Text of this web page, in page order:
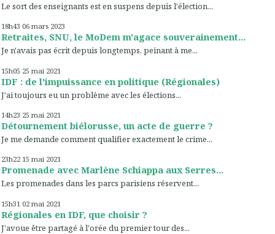
Le sort des enseignants est en suspens depuis l'élection...
18h43 06 mars 2023
Retraites, SNU, le MoDem m'agace souverainement...
Je n'avais pas écrit depuis longtemps, peinant à me...
15h05 25 mai 2021
IDF : de l'impuissance en politique (Régionales)
J'ai toujours eu un problème avec les élections...
14h23 25 mai 2021
Détournement biélorusse, un acte de guerre ?
Je me demande comment qualifier exactement le crime...
23h22 15 mai 2021
Promenade avec Marlène Schiappa aux Serres...
Les promenades dans les parcs parisiens réservent...
15h31 02 mai 2021
Régionales en IDF, que choisir ?
J'avoue être partagé à l'orée du premier tour des...